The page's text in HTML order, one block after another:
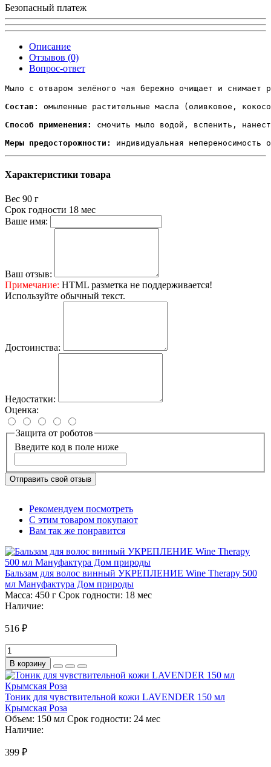
Безопасный платеж
Описание
Отзывов (0)
Вопрос-ответ
Мыло с отваром зелёного чая бережно очищает и снимает
Состав:
омыленные растительные масла (оливковое,
Способ применения:
смочить мыло водой, вспенить,
Меры предосторожности:
индивидуальная непереносимость
Характеристики товара
Вес 90 г
Срок годности 18 мес
Ваше имя:
Ваш отзыв:
Примечание: HTML разметка не поддерживается!
Используйте обычный текст.
Достоинства:
Недостатки:
Оценка:
Защита от роботов
Введите код в поле ниже
Отправить свой отзыв
Рекомендуем посмотреть
С этим товаром покупают
Вам так же понравится
Бальзам для волос винный УКРЕПЛЕНИЕ Wine Therapy 500
мл Мануфактура Дом природы
Масса: 450 г Срок годности: 18 мес
Наличие:
516 ₽
В корзину
Тоник для чувствительной кожи LAVENDER 150 мл
Крымская Роза
Объем: 150 мл Срок годности: 24 мес
Наличие:
399 ₽